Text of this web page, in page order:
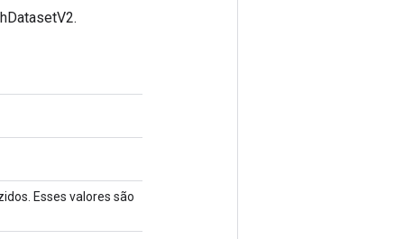
Esses valores são